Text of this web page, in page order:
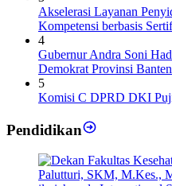
Akselerasi Layanan
Kompetensi berbasis
4
Gubernur Andra Soni
Demokrat Provinsi Banten
5
Komisi C DPRD DKI
Pendidikan